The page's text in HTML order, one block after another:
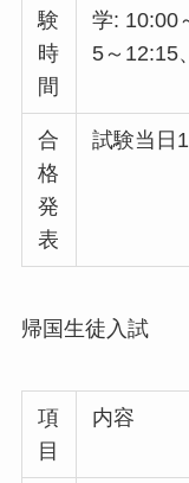
験
時
間
学: 10:00
5～12:15
合
格
発
表
試験当日
帰国生徒入試
項
目
内容